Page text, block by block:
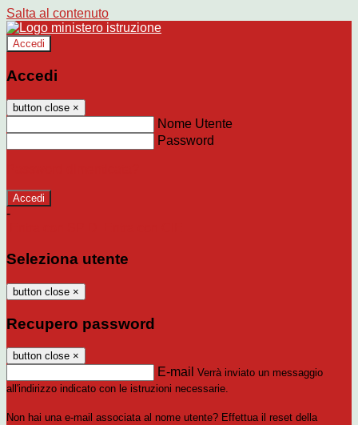
Salta al contenuto
Accedi
Accedi
button close ×
Nome Utente
Password
-
Seleziona utente
button close ×
Recupero password
button close ×
E-mail Verrà inviato un messaggio
all'indirizzo indicato con le istruzioni necessarie.
Non hai una e-mail associata al nome utente? Effettua il reset della